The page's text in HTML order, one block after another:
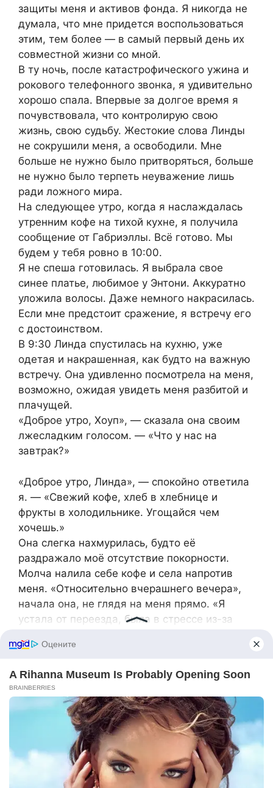
защиты меня и активов фонда. Я никогда не
думала, что мне придется воспользоваться
этим, тем более — в самый первый день их
совместной жизни со мной.
В ту ночь, после катастрофического ужина и
рокового телефонного звонка, я удивительно
хорошо спала. Впервые за долгое время я
почувствовала, что контролирую свою
жизнь, свою судьбу. Жестокие слова Линды
не сокрушили меня, а освободили. Мне
больше не нужно было притворяться, больше
не нужно было терпеть неуважение лишь
ради ложного мира.
На следующее утро, когда я наслаждалась
утренним кофе на тихой кухне, я получила
сообщение от Габриэллы. Всё готово. Мы
будем у тебя ровно в 10:00.
Я не спеша готовилась. Я выбрала свое
синее платье, любимое у Энтони. Аккуратно
уложила волосы. Даже немного накрасилась.
Если мне предстоит сражение, я встречу его
с достоинством.
В 9:30 Линда спустилась на кухню, уже
одетая и накрашенная, как будто на важную
встречу. Она удивленно посмотрела на меня,
возможно, ожидая увидеть меня разбитой и
плачущей.
«Доброе утро, Хоуп», — сказала она своим
лжесладким голосом. — «Что у нас на
завтрак?»
«Доброе утро, Линда», — спокойно ответила
я. — «Свежий кофе, хлеб в хлебнице и
фрукты в холодильнике. Угощайся чем
хочешь.»
Она слегка нахмурилась, будто её
раздражало моё отсутствие покорности.
Молча налила себе кофе и села напротив
меня. «Относительно вчерашнего вечера»,
начала она, не глядя на меня прямо. «Я
устала от переезда, была в стрессе из-за
тобой так.»
оправдание. В её голосе не было ни капли
раскаяния, только удобство попытки уладить
ситуацию. Годы назад я бы согласилась на
эти пустые слова лишь ради мира. Но
больше нет.
«Линда», сказал я спокойно, встретив её
взгляд. «Мы оба знаем, что ты сказала